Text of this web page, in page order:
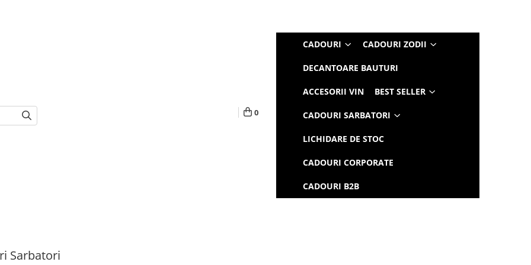
0
CADOURI CADOURI ZODII
DECANTOARE BAUTURI
ACCESORII VIN BEST SELLER
CADOURI SARBATORI
LICHIDARE DE STOC
CADOURI CORPORATE
CADOURI B2B
Sarbatori